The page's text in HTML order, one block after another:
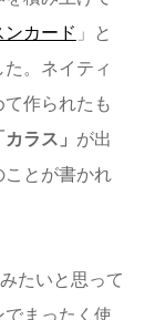
ンカード 」と
。ネイティ
作られたも
カラス」 が出
ことが書かれ
たいと思って
まったく使